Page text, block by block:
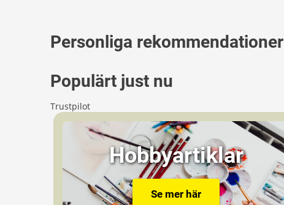
Personliga rekommendationer
Populärt just nu
Trustpilot
Hobbyartiklar
Se mer här